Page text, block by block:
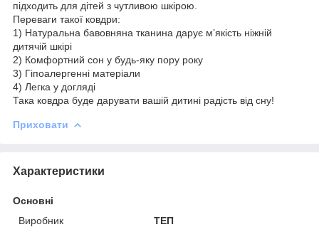
підходить для дітей з чутливою шкірою.
Переваги такої ковдри:
1) Натуральна бавовняна тканина дарує м’якість ніжній
дитячій шкірі
2) Комфортний сон у будь-яку пору року
3) Гіпоалергенні матеріали
4) Легка у догляді
Така ковдра буде дарувати вашій дитині радість від сну!
Приховати
Характеристики
Основні
Виробник
ТЕП